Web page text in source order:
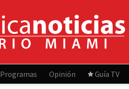
Programas Opinión Guía TV